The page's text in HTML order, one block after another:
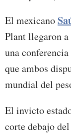
El mexicano
Plant llegaron
una
que ambos
mundial del
El invicto
corte debajo